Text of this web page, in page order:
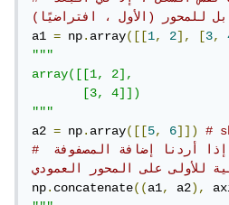
للمحور (الأول ، افتراضيًا)
a1 = np.array([[1, 2], [3,
"""
array([[1, 2],
"""
a2 = np.array([[5, 6]])
#
# الأبعاد متناسقة إذا أردنا إضافة المصفوفة
للأولى على المحور العمودي
np.concatenate((a1, a2),